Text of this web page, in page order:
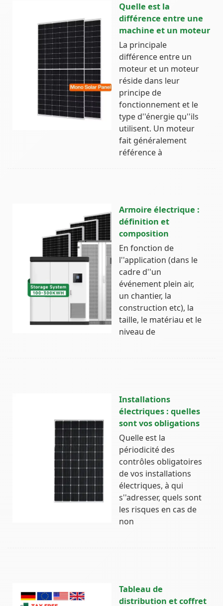
Quelle est la
différence entre une
machine et un moteur
La principale
différence entre un
moteur et un moteur
réside dans leur
principe de
fonctionnement et le
type d''énergie qu''ils
utilisent. Un moteur
fait généralement
référence à
Armoire électrique :
définition et
composition
En fonction de
l''application (dans le
cadre d''un
événement plein air,
un chantier, la
construction etc), la
taille, le matériau et le
niveau de
Installations
électriques : quelles
sont vos obligations
Quelle est la
périodicité des
contrôles obligatoires
de vos installations
électriques, à qui
s''adresser, quels sont
les risques en cas de
non
Tableau de
distribution et coffret